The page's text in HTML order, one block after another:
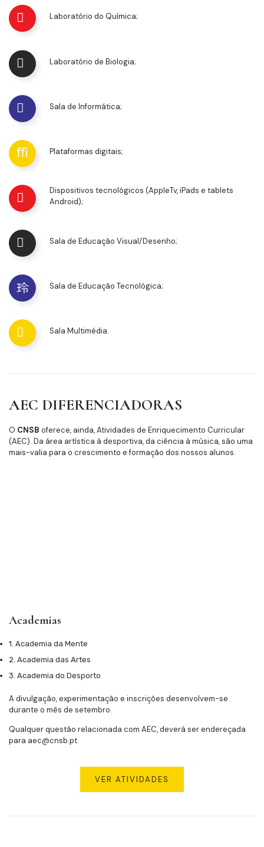
Laboratório do Química;
Laboratório de Biologia;
Sala de Informática;
Plataformas digitais;
Dispositivos tecnológicos (AppleTv, iPads e tablets
Android);
Sala de Educação Visual/Desenho;
Sala de Educação Tecnológica;
Sala Multimédia.
AEC DIFERENCIADORAS
O CNSB oferece, ainda, Atividades de Enriquecimento Curricular
(AEC). Da área artística à desportiva, da ciência à música, são uma
mais-valia para o crescimento e formação dos nossos alunos.
Academias
1. Academia da Mente
2. Academia das Artes
3. Academia do Desporto
A divulgação, experimentação e inscrições desenvolvem-se
durante o mês de setembro.
Qualquer questão relacionada com AEC, deverá ser endereçada
para aec@cnsb.pt
VER ATIVIDADES